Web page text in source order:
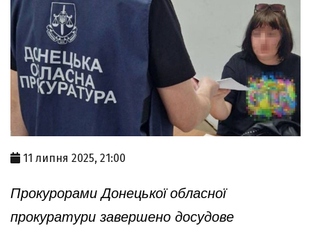
11 липня 2025, 21:00
Прокурорами Донецької обласної
прокуратури завершено досудове